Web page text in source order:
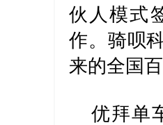
伙人模式
作。骑呗
来的全国
优拜单